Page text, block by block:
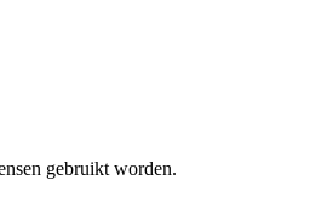
gebruikt worden.